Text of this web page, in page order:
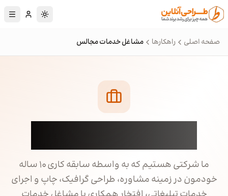
پرش به محتوای اصلی
تغییر به حالت
صفحه اصلی راهکارها مشاغل خدمات مجالس
ما شرکتی هستیم که به واسطه سابقه کاری ۱۰ ساله
خودمون در زمینه مشاوره، طراحی گرافیک، چاپ و اجرای